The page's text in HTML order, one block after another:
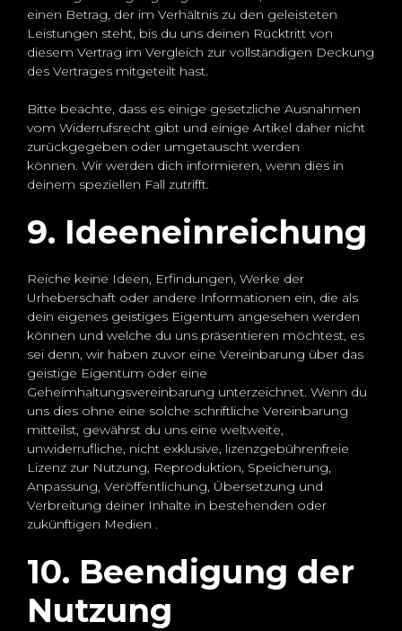
einen Betrag, der im Verhältnis zu den geleisteten
Leistungen steht, bis du uns deinen Rücktritt von
diesem Vertrag im Vergleich zur vollständigen Deckung
des Vertrages mitgeteilt hast.
Bitte beachte, dass es einige gesetzliche Ausnahmen
vom Widerrufsrecht gibt und einige Artikel daher nicht
zurückgegeben oder umgetauscht werden
können. Wir werden dich informieren, wenn dies in
deinem speziellen Fall zutrifft.
9. Ideeneinreichung
Reiche keine Ideen, Erfindungen, Werke der
Urheberschaft oder andere Informationen ein, die als
dein eigenes geistiges Eigentum angesehen werden
können und welche du uns präsentieren möchtest, es
sei denn, wir haben zuvor eine Vereinbarung über das
geistige Eigentum oder eine
Geheimhaltungsvereinbarung unterzeichnet. Wenn du
uns dies ohne eine solche schriftliche Vereinbarung
mitteilst, gewährst du uns eine weltweite,
unwiderrufliche, nicht exklusive, lizenzgebührenfreie
Lizenz zur Nutzung, Reproduktion, Speicherung,
Anpassung, Veröffentlichung, Übersetzung und
Verbreitung deiner Inhalte in bestehenden oder
zukünftigen Medien .
10. Beendigung der
Nutzung